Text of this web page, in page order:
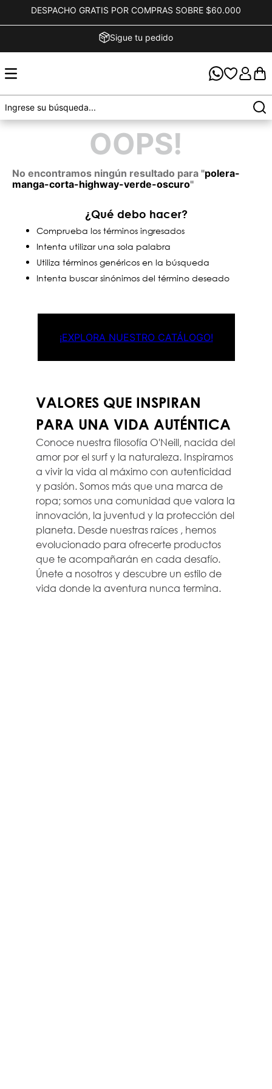
DESPACHO GRATIS POR COMPRAS SOBRE $60.000
Sigue tu pedido
OOPS!
No encontramos ningún resultado para "polera-
manga-corta-highway-verde-oscuro"
¿Qué debo hacer?
Comprueba los términos ingresados
Intenta utilizar una sola palabra
Utiliza términos genéricos en la búsqueda
Intenta buscar sinónimos del término deseado
¡EXPLORA NUESTRO CATÁLOGO!
VALORES QUE INSPIRAN
PARA UNA VIDA AUTÉNTICA
Conoce nuestra filosofía O'Neill, nacida del
amor por el surf y la naturaleza. Inspiramos
a vivir la vida al máximo con autenticidad
y pasión. Somos más que una marca de
ropa; somos una comunidad que valora la
innovación, la juventud y la protección del
planeta. Desde nuestras raíces , hemos
evolucionado para ofrecerte productos
que te acompañarán en cada desafío.
Únete a nosotros y descubre un estilo de
vida donde la aventura nunca termina.